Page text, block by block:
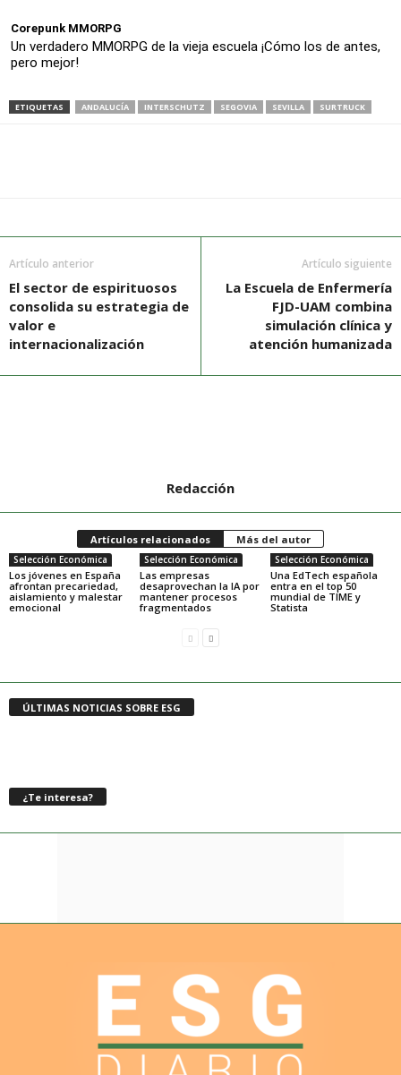
Corepunk MMORPG
Un verdadero MMORPG de la vieja escuela ¡Cómo los de antes,
pero mejor!
ETIQUETAS ANDALUCÍA INTERSCHUTZ SEGOVIA SEVILLA SURTRUCK
Artículo anterior
El sector de espirituosos
consolida su estrategia de
valor e
internacionalización
Artículo siguiente
La Escuela de Enfermería
FJD-UAM combina
simulación clínica y
atención humanizada
Redacción
Artículos relacionados Más del autor
Selección Económica
Los jóvenes en España
afrontan precariedad,
aislamiento y malestar
emocional
Selección Económica
Las empresas
desaprovechan la IA por
mantener procesos
fragmentados
Selección Económica
Una EdTech española
entra en el top 50
mundial de TIME y
Statista
ÚLTIMAS NOTICIAS SOBRE ESG
¿Te interesa?